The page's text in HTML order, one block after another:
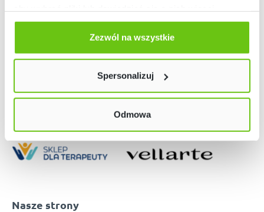
Odmów zgody poprzez przycisk „Odmowa”. Wtedy
użyjemy tylko plików niezbędnych dla naszej strony.
Twój wybór możesz zmienić przez kliknięcie przycisku w
Polityce prywatności
Zezwól na wszystkie
Spersonalizuj
Odmowa
Nasze strony